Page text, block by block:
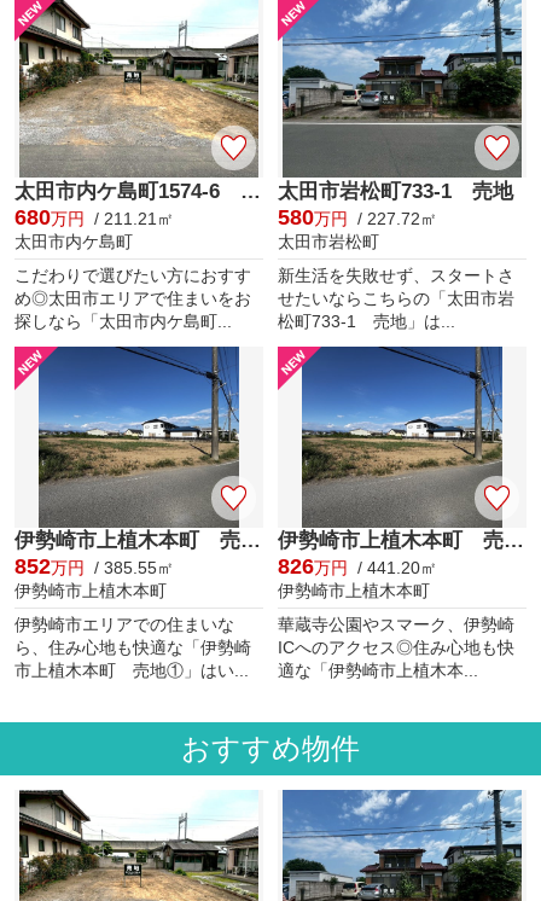
太田市内ケ島町1574-6 売地
680万円 / 211.21㎡
太田市内ケ島町
こだわりで選びたい方におすす
め◎太田市エリアで住まいをお
探しなら「太田市内ケ島町...
太田市岩松町733-1 売地
580万円 / 227.72㎡
太田市岩松町
新生活を失敗せず、スタートさ
せたいならこちらの「太田市岩
松町733-1 売地」は...
伊勢崎市上植木本町 売地②
852万円
/ 385.55㎡
伊勢崎市上植木本町
伊勢崎市エリアでの住まいな
ら、住み心地も快適な「伊勢崎
市上植木本町 売地①」はい...
伊勢崎市上植木本町 売地①
826万円
/ 441.20㎡
伊勢崎市上植木本町
華蔵寺公園やスマーク、伊勢崎
ICへのアクセス◎住み心地も快
適な「伊勢崎市上植木本...
おすすめ物件